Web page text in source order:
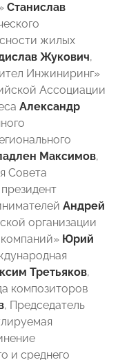
Станислав
жилых
Жукович,
Инжиниринг»
Ассоциации
Александр
Максимов,
Совета
президент
Андрей
организации
Юрий
Третьяков,
композиторов
, Председатель
и среднего